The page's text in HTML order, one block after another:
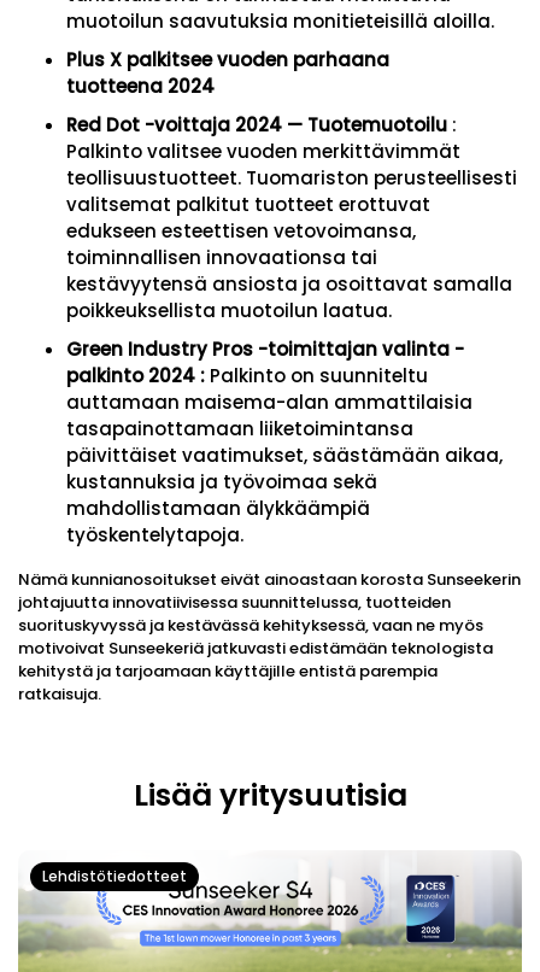
muotoilun saavutuksia monitieteisillä aloilla.
Plus X palkitsee vuoden parhaana
tuotteena 2024
Red Dot -voittaja 2024 — Tuotemuotoilu :
Palkinto valitsee vuoden merkittävimmät
teollisuustuotteet. Tuomariston perusteellisesti
valitsemat palkitut tuotteet erottuvat
edukseen esteettisen vetovoimansa,
toiminnallisen innovaationsa tai
kestävyytensä ansiosta ja osoittavat samalla
poikkeuksellista muotoilun laatua.
Green Industry Pros -toimittajan valinta -
palkinto 2024 : Palkinto on suunniteltu
auttamaan maisema-alan ammattilaisia ​​
tasapainottamaan liiketoimintansa
päivittäiset vaatimukset, säästämään aikaa,
kustannuksia ja työvoimaa sekä
mahdollistamaan älykkäämpiä
työskentelytapoja.
Nämä kunnianosoitukset eivät ainoastaan ​​korosta Sunseekerin
johtajuutta innovatiivisessa suunnittelussa, tuotteiden
suorituskyvyssä ja kestävässä kehityksessä, vaan ne myös
motivoivat Sunseekeriä jatkuvasti edistämään teknologista
kehitystä ja tarjoamaan käyttäjille entistä parempia
ratkaisuja.
Lisää yritysuutisia
Lehdistötiedotteet